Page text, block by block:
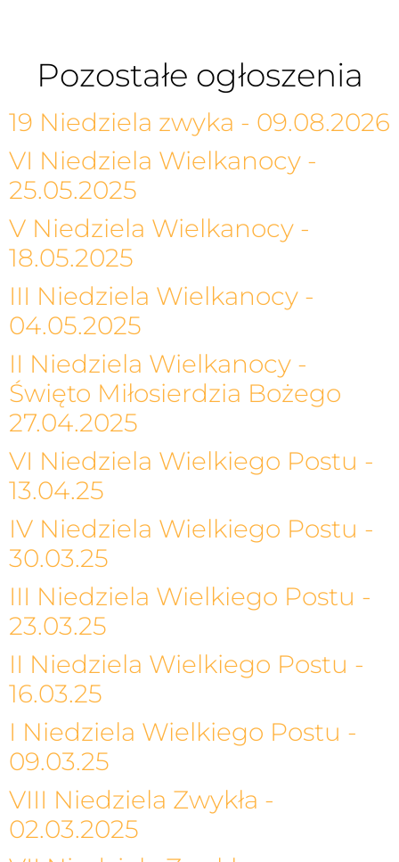
Pozostałe ogłoszenia
19 Niedziela zwyka - 09.08.2026
VI Niedziela Wielkanocy -
25.05.2025
V Niedziela Wielkanocy -
18.05.2025
III Niedziela Wielkanocy -
04.05.2025
II Niedziela Wielkanocy -
Święto Miłosierdzia Bożego
27.04.2025
VI Niedziela Wielkiego Postu -
13.04.25
IV Niedziela Wielkiego Postu -
30.03.25
III Niedziela Wielkiego Postu -
23.03.25
II Niedziela Wielkiego Postu -
16.03.25
I Niedziela Wielkiego Postu -
09.03.25
VIII Niedziela Zwykła -
02.03.2025